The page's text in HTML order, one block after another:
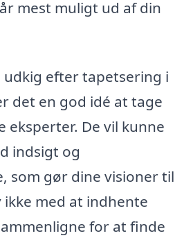
mest muligt ud af din
udkig efter tapetsering i
det en god idé at tage
eksperter. De vil kunne
indsigt og
som gør dine visioner til
med at indhente
for at finde